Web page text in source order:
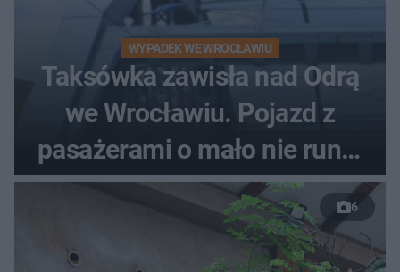
WYPADEK WE WROCŁAWIU
Taksówka zawisła nad Odrą
we Wrocławiu. Pojazd z
pasażerami o mało nie runął
do rzeki
6